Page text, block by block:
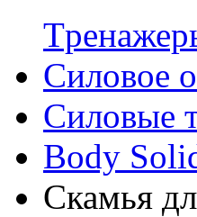
Силовое
Силовые
Body
Скамья